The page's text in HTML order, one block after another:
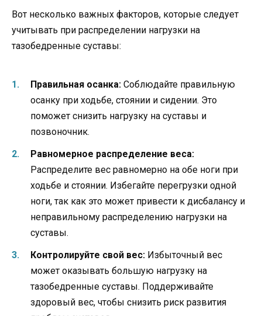
Вот несколько важных факторов, которые следует
учитывать при распределении нагрузки на
тазобедренные суставы:
Правильная осанка: Соблюдайте правильную
осанку при ходьбе, стоянии и сидении. Это
поможет снизить нагрузку на суставы и
позвоночник.
Равномерное распределение веса:
Распределите вес равномерно на обе ноги при
ходьбе и стоянии. Избегайте перегрузки одной
ноги, так как это может привести к дисбалансу и
неправильному распределению нагрузки на
суставы.
Контролируйте свой вес: Избыточный вес
может оказывать большую нагрузку на
тазобедренные суставы. Поддерживайте
здоровый вес, чтобы снизить риск развития